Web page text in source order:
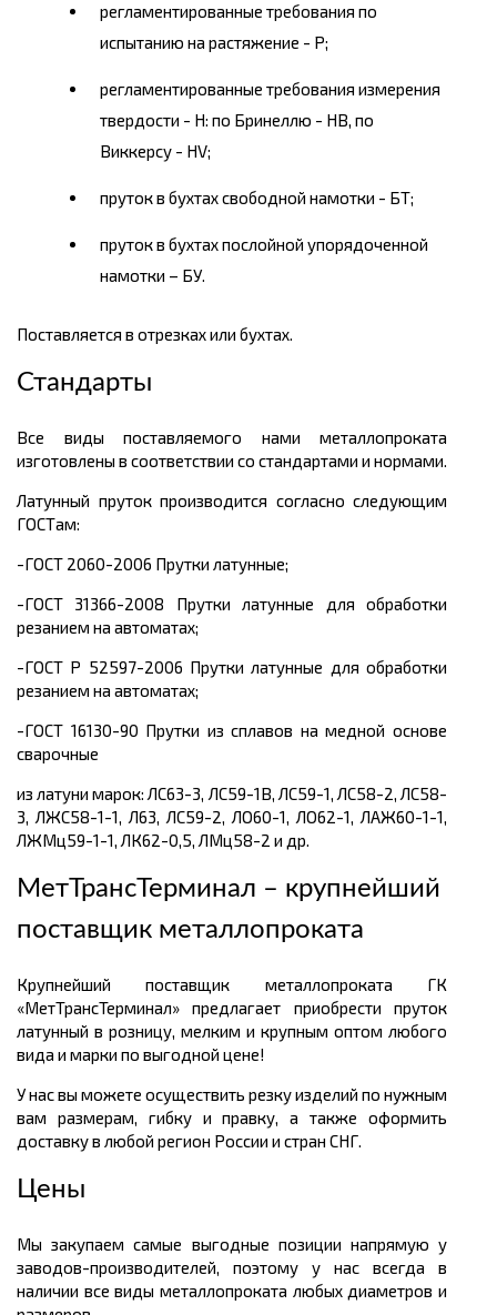
регламентированные требования по
испытанию на растяжение - Р;
регламентированные требования измерения
твердости - Н: по Бринеллю - НВ, по
Виккерсу - HV;
пруток в бухтах свободной намотки - БТ;
пруток в бухтах послойной упорядоченной
намотки – БУ.
Поставляется в отрезках или бухтах.
Стандарты
Все виды поставляемого нами металлопроката
изготовлены в соответствии со стандартами и нормами.
Латунный пруток производится согласно следующим
ГОСТам:
-ГОСТ 2060-2006 Прутки латунные;
-ГОСТ 31366-2008 Прутки латунные для обработки
резанием на автоматах;
-ГОСТ Р 52597-2006 Прутки латунные для обработки
резанием на автоматах;
-ГОСТ 16130-90 Прутки из сплавов на медной основе
сварочные
из латуни марок: ЛС63-3, ЛС59-1В, ЛС59-1, ЛС58-2, ЛС58-
3, ЛЖС58-1-1, Л63, ЛС59-2, ЛО60-1, ЛО62-1, ЛАЖ60-1-1,
ЛЖМц59-1-1, ЛК62-0,5, ЛМц58-2 и др.
МетТрансТерминал – крупнейший
поставщик металлопроката
Крупнейший поставщик металлопроката ГК
«МетТрансТерминал» предлагает приобрести пруток
латунный в розницу, мелким и крупным оптом любого
вида и марки по выгодной цене!
У нас вы можете осуществить резку изделий по нужным
вам размерам, гибку и правку, а также оформить
доставку в любой регион России и стран СНГ.
Цены
Мы закупаем самые выгодные позиции напрямую у
заводов-производителей, поэтому у нас всегда в
наличии все виды металлопроката любых диаметров и